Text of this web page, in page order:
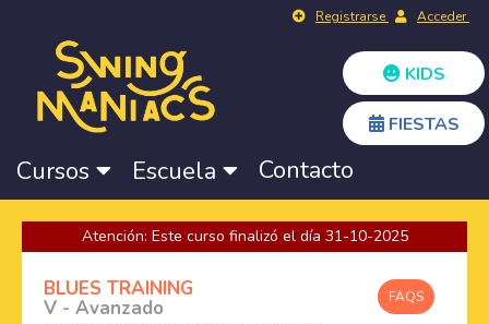
Registrarse Acceder
KIDS
FIESTAS
Cursos Escuela Contacto
Atención: Este curso finalizó el día 31-10-2025
FAQS
BLUES TRAINING
V - Avanzado